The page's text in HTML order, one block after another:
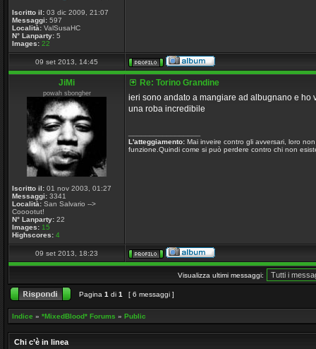
Iscritto il: 03 dic 2009, 21:07
Messaggi: 597
Località: ValSusaHC
N° Lanparty: 5
Images: 22
09 set 2013, 14:45
JiMi
powah sbongher
Iscritto il: 01 nov 2003, 01:27
Messaggi: 3341
Località: San Salvario -->
Cooootut!
N° Lanparty: 22
Images: 15
Highscores: 4
Re: Torino Grandine
ieri sono andato a mangiare ad albugnano e
una roba incredibile
L'atteggiamento: Mai inveire contro gli avversari, loro
funzione.Quindi come si può perdere contro chi non
09 set 2013, 18:23
Visualizza ultimi messaggi:
Pagina 1 di 1 [ 6 messaggi ]
Indice » *MixedBlood* Forums » Public
Chi c’è in linea